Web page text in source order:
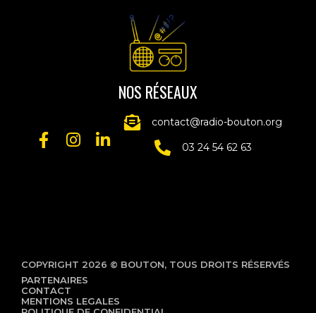
NOS RÉSEAUX
contact@radio-bouton.org
03 24 54 62 63
COPYRIGHT 2026 © BOUTON, TOUS DROITS RÉSERVÉS
PARTENAIRES
CONTACT
MENTIONS LEGALES